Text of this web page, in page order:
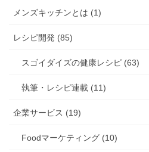
メンズキッチンとは (1)
レシピ開発 (85)
スゴイダイズの健康レシピ (63)
執筆・レシピ連載 (11)
企業サービス (19)
Foodマーケティング (10)